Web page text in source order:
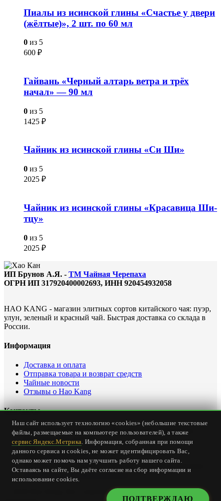
Пиалы из исинской глины «Счастье у двери
(жёлтые)», 2 шт. по 60 мл
0 из 5
600 ₽
Гайвань «Черный алтарь ветра и трёх
начал» — 90 мл
0 из 5
1425 ₽
Чайник из исинской глины «Си Ши»
0 из 5
2025 ₽
Чайник из исинской глины «Красавица Ши-
тцу»
0 из 5
2025 ₽
ИП Брунов А.Я. - ТМ Чайная Черепаха
ОГРН ИП 317920400002693, ИНН 920454932058
HAO KANG - магазин элитных сортов китайского чая: пуэр,
улун, зеленый и красный чай. Быстрая доставка со склада в
России.
Информация
Доставка и оплата
Отправка товара и возврат средств
Чайные новости
Отзывы о Hao Kang
Контакты
Офис интернет магазина: Россия, Севастополь, ул.
Карантинная, дом 23
Тел.+7 (978) 147-24-00
Email:
office@haokang.ru
Приём заказов на сайте круглосуточно без выходных
(страница о доставке и оплате)
© 2018 Hao Kang Tea - элитный китайский чай. Все права
Наш сайт использует технологию «cookies» (небольшие текстовые
файлы, размещаемые на компьютере пользователей), а также
сервис Яндекс.Метрика. Информация, собранная при помощи
данного сервиса и cookies, не может идентифицировать Вас,
однако может помочь нам улучшить работу нашего сайта.
Оставаясь на сайте, Вы даёте согласие на сбор информации и
использование cookies.
ПОДТВЕРЖДАЮ